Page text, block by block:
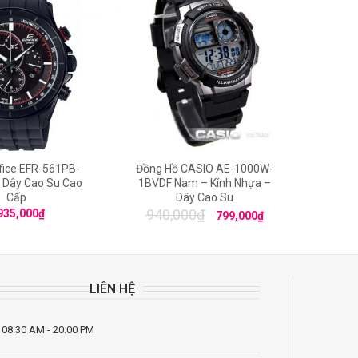
EFR-561PB-
Cao Su Cao
Cấp
₫
Đồng Hồ CASIO AE-1000W-
1BVDF Nam – Kính Nhựa –
Dây Cao Su
940,000₫ 799,000₫
LIÊN HỆ
AM - 20:00 PM